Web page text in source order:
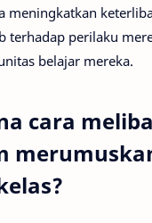
meningkatkan
terhadap perilaku
belajar mereka.
cara